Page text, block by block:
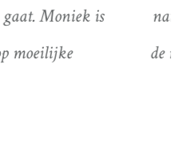
goed. Het geeft je
te verleggen,
inzichten krijgt.”